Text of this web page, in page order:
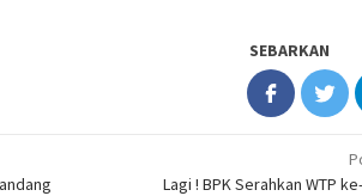
SEBARKAN
Lagi ! BPK Serahkan WTP